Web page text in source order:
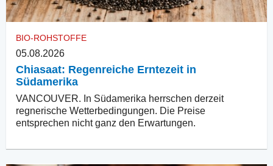
BIO-ROHSTOFFE
05.08.2026
Chiasaat: Regenreiche Erntezeit in
Südamerika
VANCOUVER. In Südamerika herrschen derzeit
regnerische Wetterbedingungen. Die Preise
entsprechen nicht ganz den Erwartungen.